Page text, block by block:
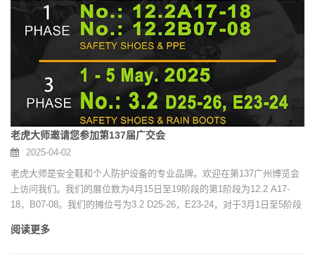
老虎大师邀请您参加第137届广交会
2025-04-02
老虎大师是安全鞋和个人防护设备的专业品牌。欢迎在第137广州博览会
上访问我们。我们的展位数为4月15日至19阶段的第1阶段为12.2 A17-
18，B07-08。我们的摊位号为3.2 D25-26，E23-24，对于3月1日至5阶段
阅读更多